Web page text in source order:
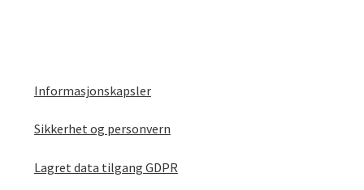
Informasjonskapsler
Sikkerhet og personvern
Lagret data tilgang GDPR